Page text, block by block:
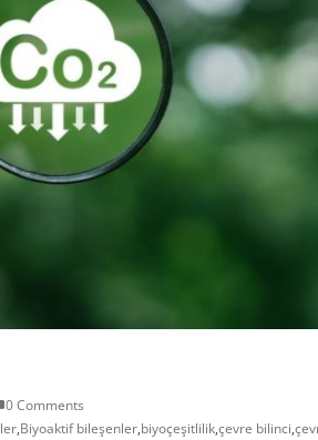
0 Comments
,Biyoaktif bileşenler,biyoçeşitlilik,çevre bilinci,